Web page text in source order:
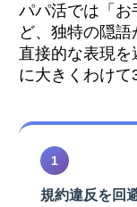
アプリの
象
意味の誤
く
「隠語が
も良いで
パパ活では「お
ど、独特の隠語
直接的な表現を
に大きくわけて
1
規約違反を回